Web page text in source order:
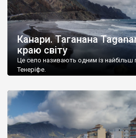
Канари. Таганана
краю світу
Це село називають одним із найбільш
Тенеріфе.